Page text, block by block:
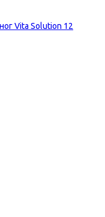
Vita Solution 12